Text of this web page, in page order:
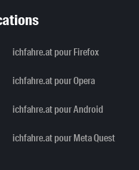
ichfahre.at pour Firefox
ichfahre.at pour Opera
ichfahre.at pour Android
ichfahre.at pour Meta Quest